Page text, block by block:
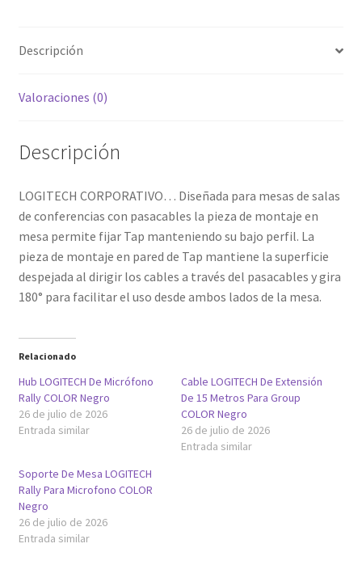
Descripción
Valoraciones (0)
Descripción
LOGITECH CORPORATIVO… Diseñada para mesas de salas
de conferencias con pasacables la pieza de montaje en
mesa permite fijar Tap manteniendo su bajo perfil. La
pieza de montaje en pared de Tap mantiene la superficie
despejada al dirigir los cables a través del pasacables y gira
180° para facilitar el uso desde ambos lados de la mesa.
Relacionado
Hub LOGITECH De Micrófono
Rally COLOR Negro
26 de julio de 2026
Entrada similar
Cable LOGITECH De Extensión
De 15 Metros Para Group
COLOR Negro
26 de julio de 2026
Entrada similar
Soporte De Mesa LOGITECH
Rally Para Microfono COLOR
Negro
26 de julio de 2026
Entrada similar